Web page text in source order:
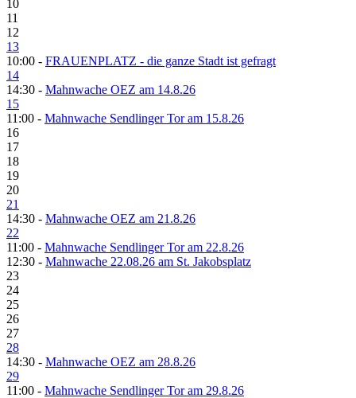
10
11
12
13
10:00 - FRAUENPLATZ - die ganze Stadt ist gefragt
14
14:30 - Mahnwache OEZ am 14.8.26
15
11:00 - Mahnwache Sendlinger Tor am 15.8.26
16
17
18
19
20
21
14:30 - Mahnwache OEZ am 21.8.26
22
11:00 - Mahnwache Sendlinger Tor am 22.8.26
12:30 - Mahnwache 22.08.26 am St. Jakobsplatz
23
24
25
26
27
28
14:30 - Mahnwache OEZ am 28.8.26
29
11:00 - Mahnwache Sendlinger Tor am 29.8.26